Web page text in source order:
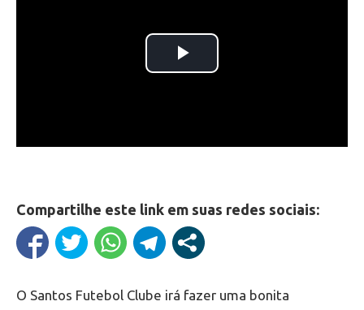
Compartilhe este link em suas redes sociais:
O Santos Futebol Clube irá fazer uma bonita